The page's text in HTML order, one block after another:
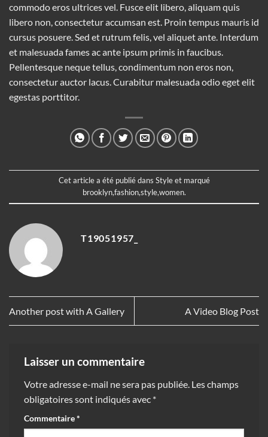
commodo eros ultrices vel. Fusce elit libero, aliquam quis
libero non, consectetur accumsan est. Proin tempus mauris id
cursus posuere. Sed et rutrum felis, vel aliquet ante. Interdum
et malesuada fames ac ante ipsum primis in faucibus.
Pellentesque neque tellus, condimentum non eros non,
consectetur auctor lacus. Curabitur malesuada odio eget elit
egestas porttitor.
Cet article a été publié dans Styleet marqué
brooklyn,fashion,style,women.
T19051957_
Another post with A Gallery A Video Blog Post
Laisser un commentaire
Votre adresse e-mail ne sera pas publiée. Les champs
obligatoires sont indiqués avec *
Commentaire*